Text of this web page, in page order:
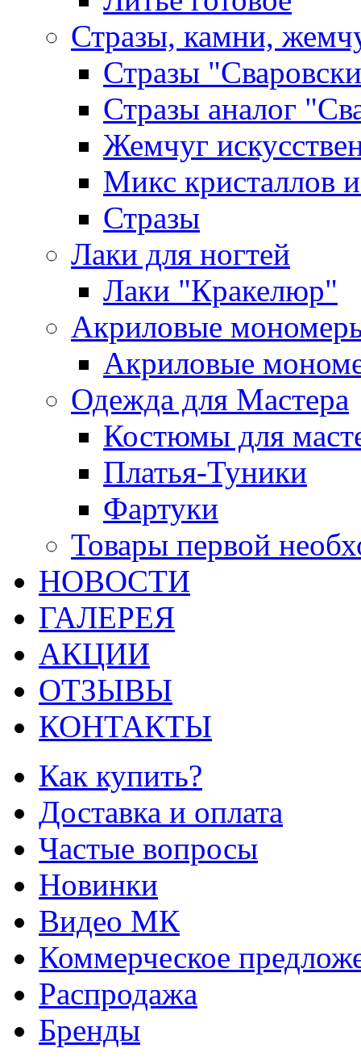
Стразы, камни,
Стразы
Стразы аналог
Жемчуг
Микс кристаллов
Стразы
Лаки для ногтей
Лаки "Кракелюр"
Акриловые
Акриловые
Одежда для Мастера
Костюмы для
Платья-Туники
Фартуки
Товары первой
НОВОСТИ
ГАЛЕРЕЯ
АКЦИИ
ОТЗЫВЫ
КОНТАКТЫ
Как купить?
Доставка и оплата
Частые вопросы
Новинки
Видео МК
Коммерческое
Распродажа
Бренды